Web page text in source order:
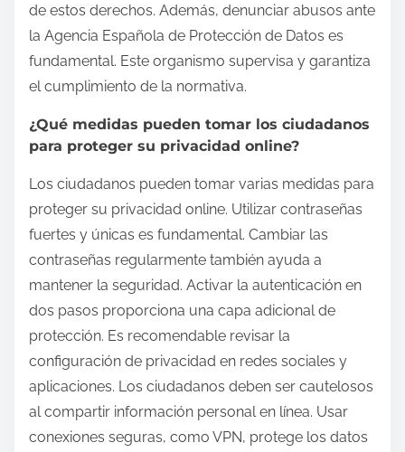
de estos derechos. Además, denunciar abusos ante
la Agencia Española de Protección de Datos es
fundamental. Este organismo supervisa y garantiza
el cumplimiento de la normativa.
¿Qué medidas pueden tomar los ciudadanos
para proteger su privacidad online?
Los ciudadanos pueden tomar varias medidas para
proteger su privacidad online. Utilizar contraseñas
fuertes y únicas es fundamental. Cambiar las
contraseñas regularmente también ayuda a
mantener la seguridad. Activar la autenticación en
dos pasos proporciona una capa adicional de
protección. Es recomendable revisar la
configuración de privacidad en redes sociales y
aplicaciones. Los ciudadanos deben ser cautelosos
al compartir información personal en línea. Usar
conexiones seguras, como VPN, protege los datos